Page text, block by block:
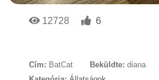
12728
6
Cím: BatCat Beküldte: diana